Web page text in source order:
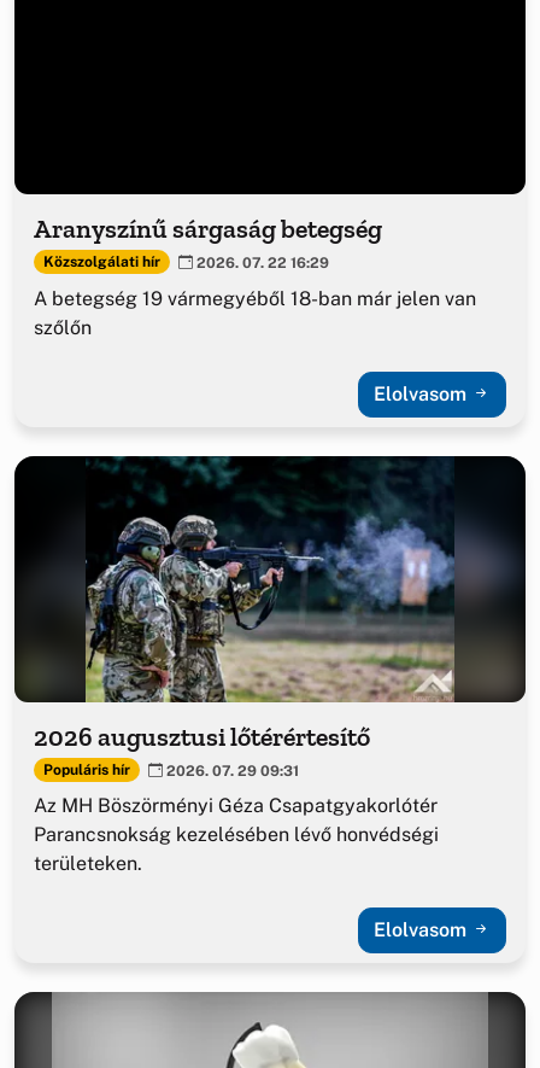
Aranyszínű sárgaság betegség
Közszolgálati hír 2026. 07. 22 16:29
A betegség 19 vármegyéből 18-ban már jelen van
szőlőn
Elolvasom
2026 augusztusi lőtérértesítő
Populáris hír 2026. 07. 29 09:31
Az MH Böszörményi Géza Csapatgyakorlótér
Parancsnokság kezelésében lévő honvédségi
területeken.
Elolvasom